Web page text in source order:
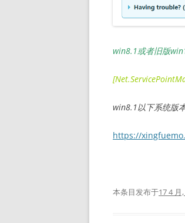
win8.1或者旧版
win8.1以下系统版
https://
本条目发布于17 4 月